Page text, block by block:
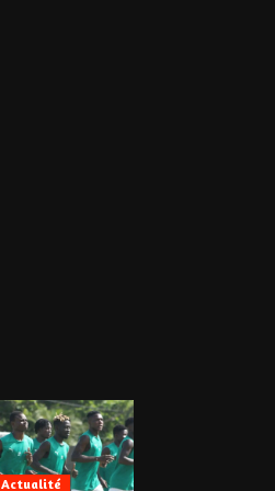
Actualité